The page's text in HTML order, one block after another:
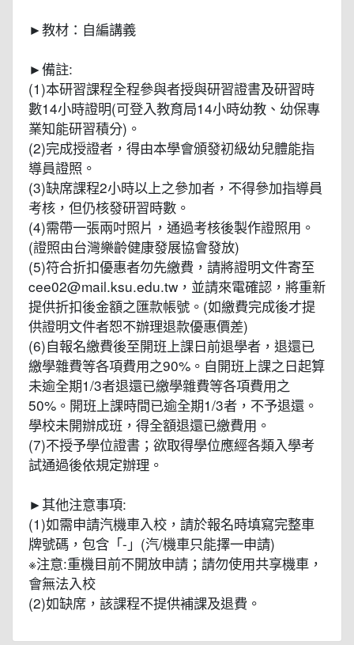
►教材：自編講義
►備註:
(1)本研習課程全程參與者授與研習證書及研習時
數14小時證明(可登入教育局14小時幼教、幼保專
業知能研習積分)。
(2)完成授證者，得由本學會頒發初級幼兒體能指
導員證照。
(3)缺席課程2小時以上之參加者，不得參加指導員
考核，但仍核發研習時數。
(4)需帶一張兩吋照片，通過考核後製作證照用。
(證照由台灣樂齡健康發展協會發放)
(5)符合折扣優惠者勿先繳費，請將證明文件寄至
cee02@mail.ksu.edu.tw，並請來電確認，將重新
提供折扣後金額之匯款帳號。(如繳費完成後才提
供證明文件者恕不辦理退款優惠價差)
(6)自報名繳費後至開班上課日前退學者，退還已
繳學雜費等各項費用之90%。自開班上課之日起算
未逾全期1/3者退還已繳學雜費等各項費用之
50%。開班上課時間已逾全期1/3者，不予退還。
學校未開辦成班，得全額退還已繳費用。
(7)不授予學位證書；欲取得學位應經各類入學考
試通過後依規定辦理。
►其他注意事項:
(1)如需申請汽機車入校，請於報名時填寫完整車
牌號碼，包含「-」(汽/機車只能擇一申請)
※注意:重機目前不開放申請；請勿使用共享機車，
會無法入校
(2)如缺席，該課程不提供補課及退費。